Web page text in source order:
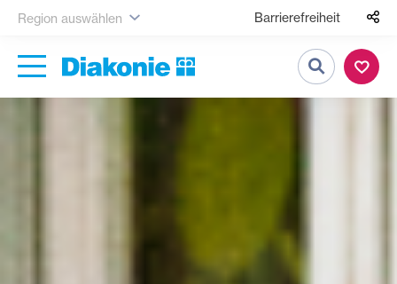
Region auswählen Barrierefreiheit
Suche